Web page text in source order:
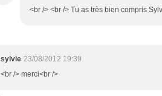
<br /> <br /> Tu as très bien compris
sylvie 23/08/2012 19:39
<br /> merci<br />